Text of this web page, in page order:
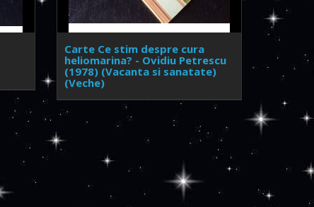
Carte Ce stim despre cura
heliomarina? - Ovidiu Petrescu
(1978) (Vacanta si sanatate)
(Veche)